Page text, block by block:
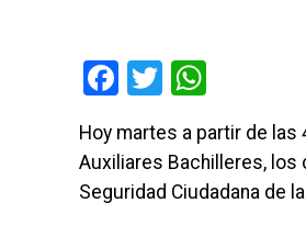
Facebook
Twitter
Hoy martes a partir de
Auxiliares Bachilleres, los
Seguridad Ciudadana de